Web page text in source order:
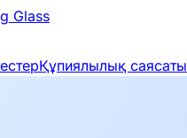
Glass
Құпиялылық саясаты